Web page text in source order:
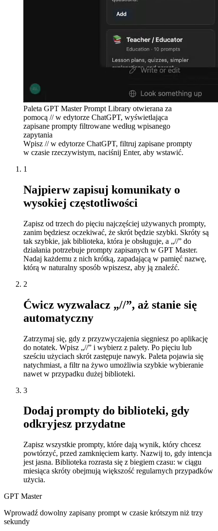
Paleta GPT Master Prompt Library otwierana za
pomocą // w edytorze ChatGPT, wyświetlająca
zapisane prompty filtrowane według wpisanego
zapytania
Wpisz // w edytorze ChatGPT, filtruj zapisane prompty
w czasie rzeczywistym, naciśnij Enter, aby wstawić.
1
Najpierw zapisuj komunikaty o
wysokiej częstotliwości
Zapisz od trzech do pięciu najczęściej używanych prompty,
zanim będziesz oczekiwać, że skrót będzie szybki. Skróty są
tak szybkie, jak biblioteka, która je obsługuje, a „//” do
działania potrzebuje prompty zapisanych w GPT Master.
Nadaj każdemu z nich krótką, zapadającą w pamięć nazwę,
którą w naturalny sposób wpiszesz, aby ją znaleźć.
2
Ćwicz wyzwalacz „//”, aż stanie się
automatyczny
Zatrzymaj się, gdy z przyzwyczajenia sięgniesz po aplikację
do notatek. Wpisz „//” i wybierz z palety. Po pięciu lub
sześciu użyciach skrót zastępuje nawyk. Paleta pojawia się
natychmiast, a filtr na żywo umożliwia szybkie wybieranie
nawet w przypadku dużej biblioteki.
3
Dodaj prompty do biblioteki, gdy
odkryjesz przydatne
Zapisz wszystkie prompty, które dają wynik, który chcesz
powtórzyć, przed zamknięciem karty. Nazwij to, gdy intencja
jest jasna. Biblioteka rozrasta się z biegiem czasu: w ciągu
miesiąca skróty obejmują większość regularnych przypadków
użycia.
GPT Master
Wprowadź dowolny zapisany prompt w czasie krótszym niż trzy
sekundy